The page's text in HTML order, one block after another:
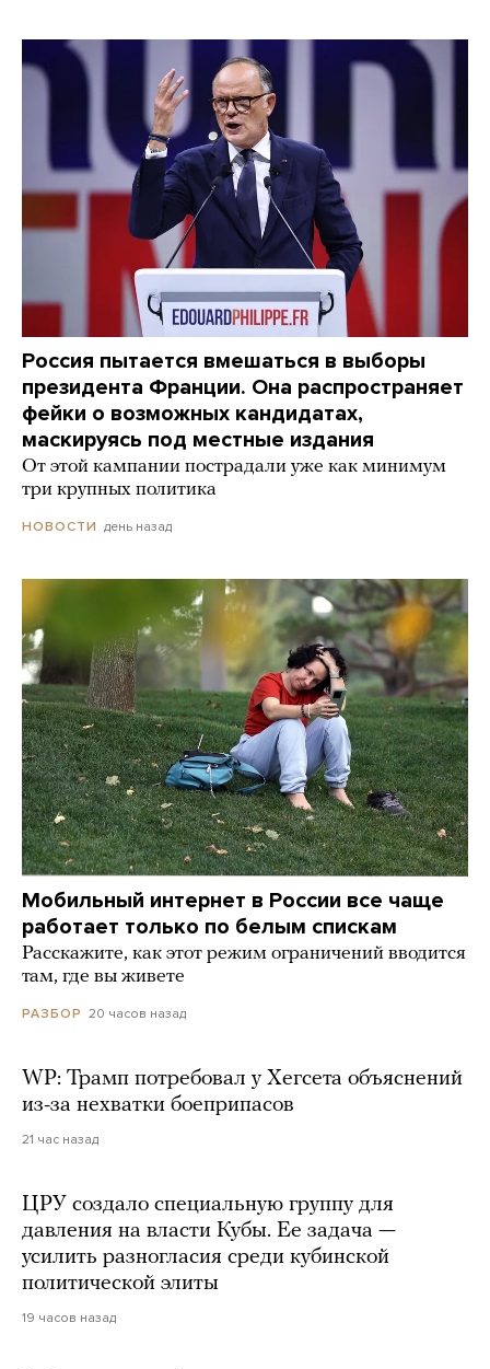
Россия пытается вмешаться в выборы
президента Франции. Она распространяет
фейки о возможных кандидатах,
маскируясь под местные издания
От этой кампании пострадали уже как минимум
три крупных политика
НОВОСТИ день назад
Мобильный интернет в России все чаще
работает только по белым спискам
Расскажите, как этот режим ограничений вводится
там, где вы живете
РАЗБОР 20 часов назад
WP: Трамп потребовал у Хегсета объяснений
из-за нехватки боеприпасов
21 час назад
ЦРУ создало специальную группу для
давления на власти Кубы. Ее задача —
усилить разногласия среди кубинской
политической элиты
19 часов назад